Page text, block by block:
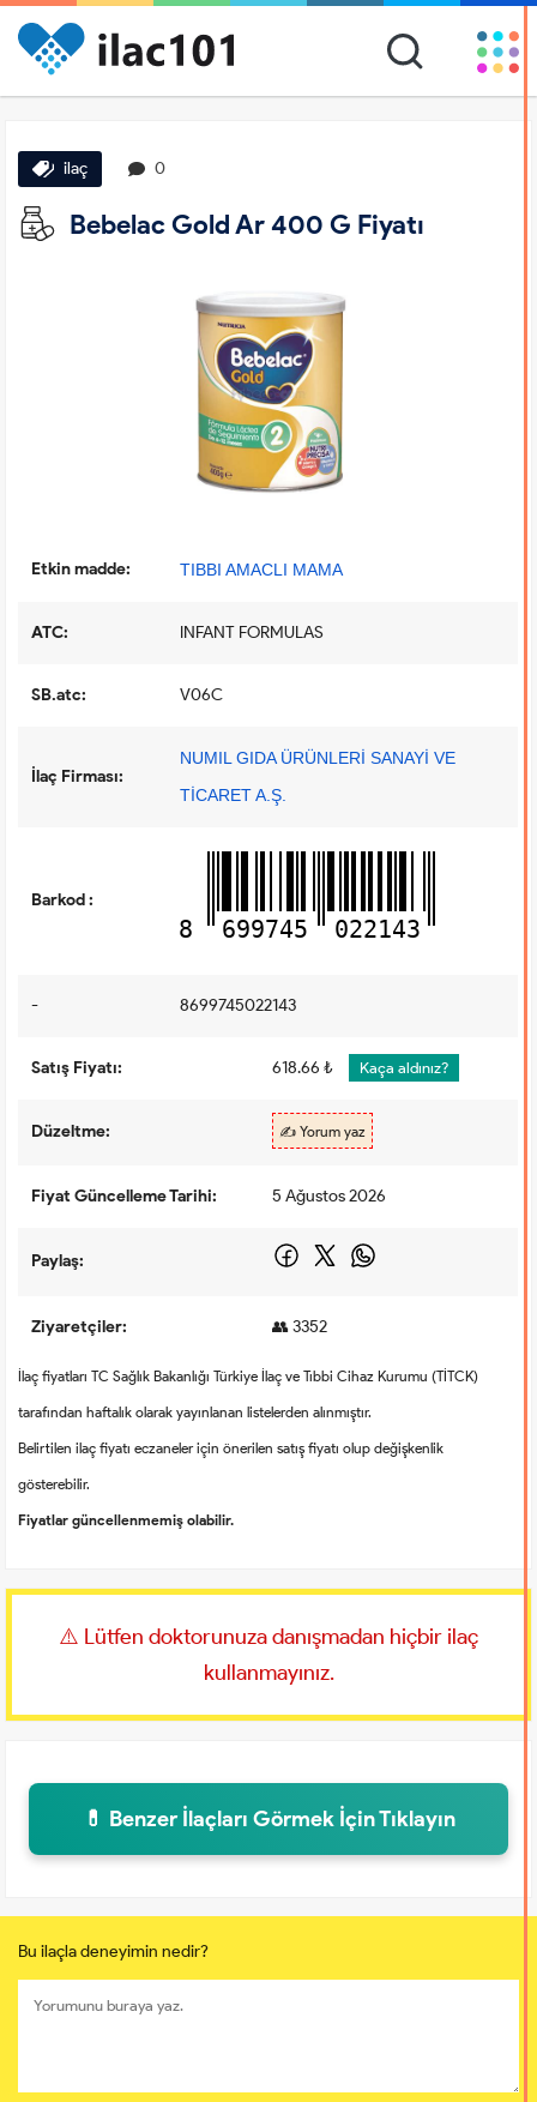
ilaç 0
Bebelac Gold Ar 400 G Fiyatı
Etkin madde: TIBBI AMACLI MAMA
ATC: INFANT FORMULAS
SB.atc: V06C
İlaç Firması:
NUMIL GIDA ÜRÜNLERİ SANAYİ VE
TİCARET A.Ş.
Barkod :
8 699745 022143
- 8699745022143
Satış Fiyatı: 618.66 ₺ Kaça aldınız?
Düzeltme: ✍️ Yorum yaz
Fiyat Güncelleme Tarihi: 5 Ağustos 2026
Paylaş:
Ziyaretçiler: 👥 3352
İlaç fiyatları TC Sağlık Bakanlığı Türkiye İlaç ve Tıbbi Cihaz Kurumu (TİTCK)
tarafından haftalık olarak yayınlanan listelerden alınmıştır.
Belirtilen ilaç fiyatı eczaneler için önerilen satış fiyatı olup değişkenlik
gösterebilir.
Fiyatlar güncellenmemiş olabilir.
⚠️ Lütfen doktorunuza danışmadan hiçbir ilaç
kullanmayınız.
💊 Benzer İlaçları Görmek İçin Tıklayın
Bu ilaçla deneyimin nedir?